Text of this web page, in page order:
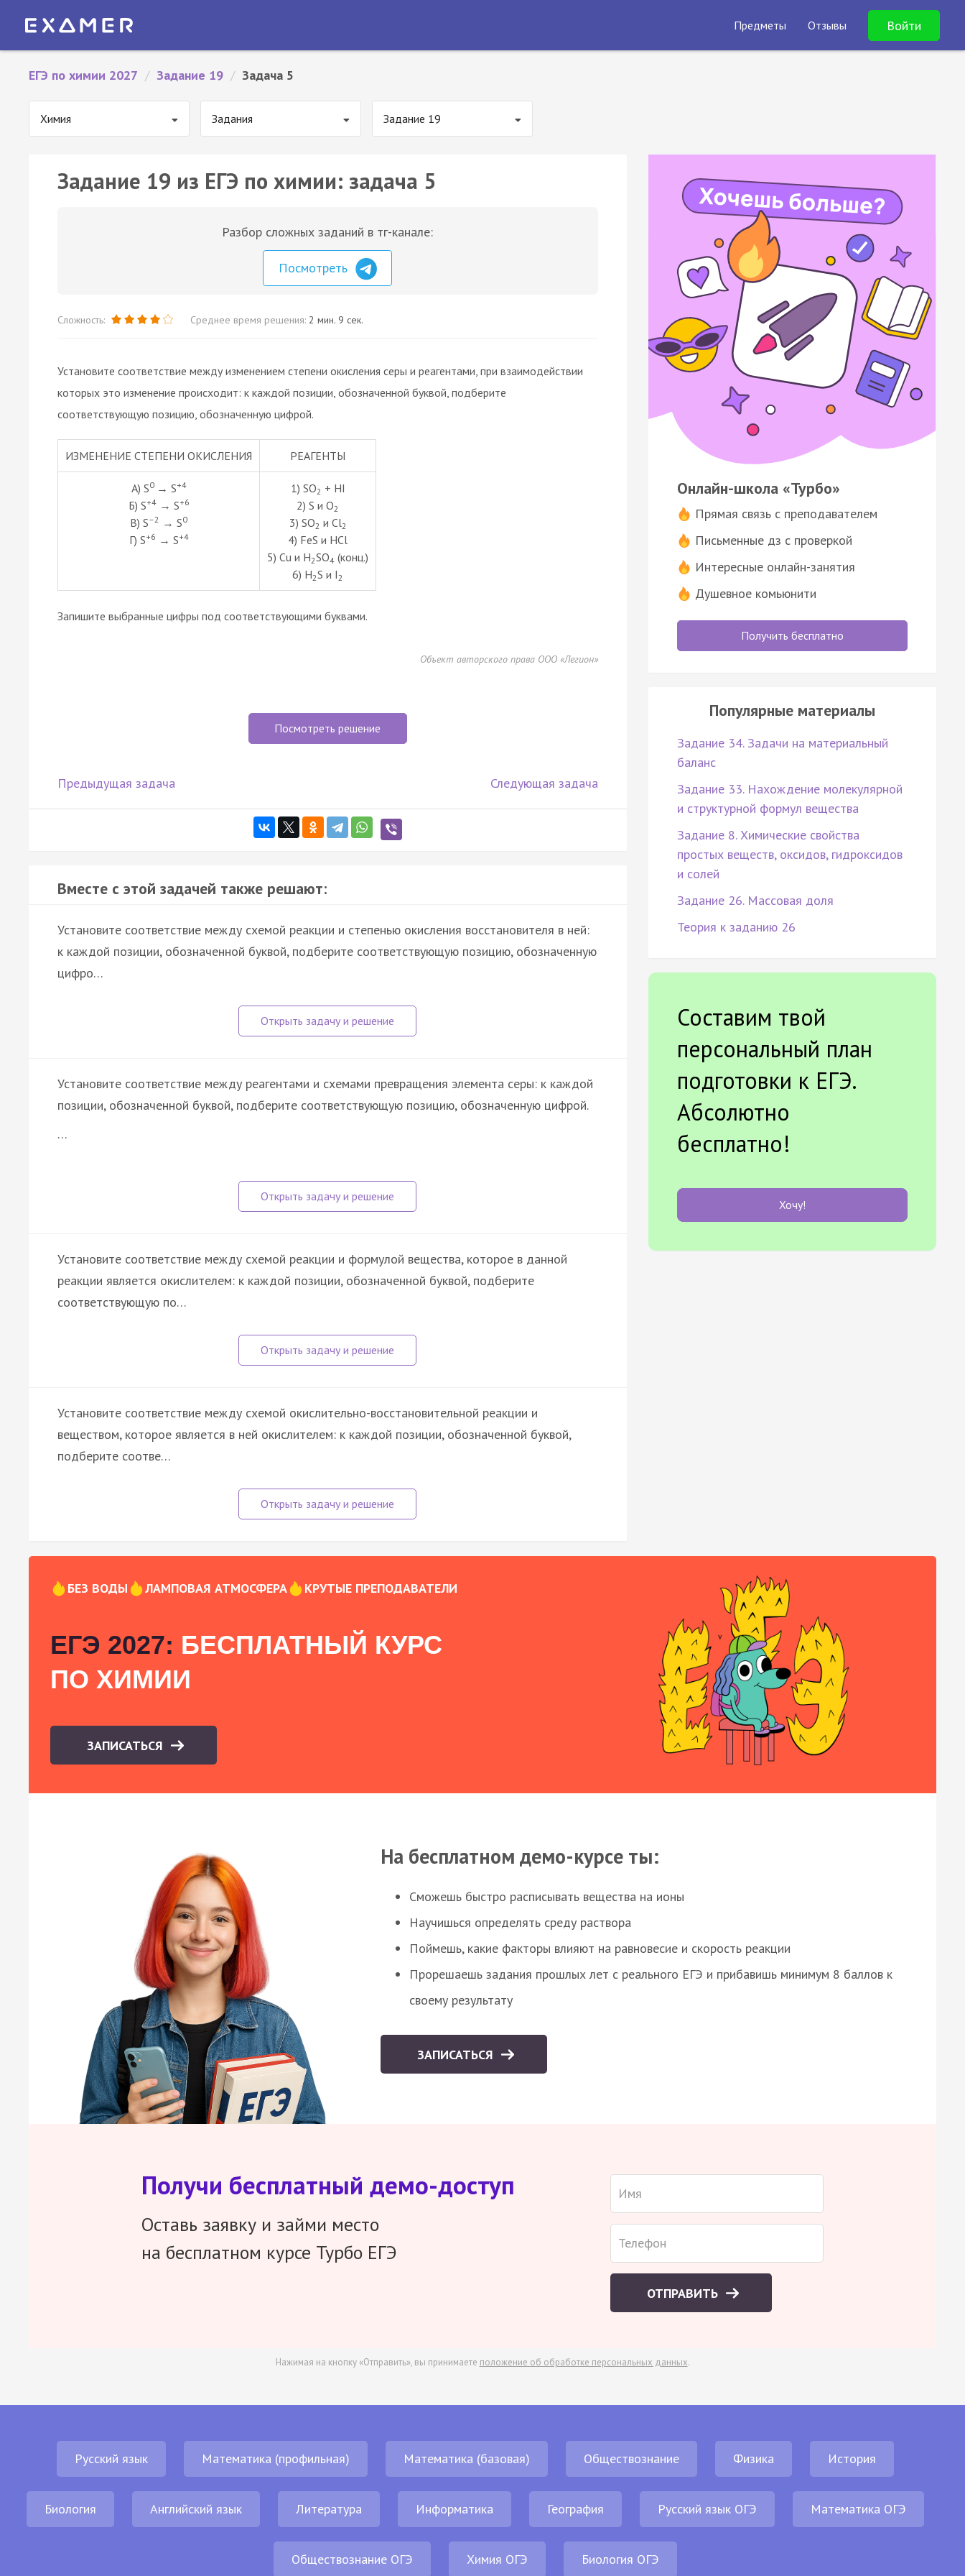
Предметы Отзывы Войти
ЕГЭ по химии 2027 / Задание 19 / Задача 5
Химия Задания Задание 19
Задание 19 из ЕГЭ по химии: задача 5
Разбор сложных заданий в тг-канале:
Посмотреть
Сложность: Среднее время решения: 2 мин. 9 сек.
Установите соответствие между изменением степени окисления серы и реагентами, при взаимодействии
которых это изменение происходит: к каждой позиции, обозначенной буквой, подберите
соответствующую позицию, обозначенную цифрой.
ИЗМЕНЕНИЕ СТЕПЕНИ ОКИСЛЕНИЯ РЕАГЕНТЫ
А) S0 → S+4
Б) S+4→ S+6
В) S–2 → S0
Г) S+6 → S+4
1) SO2 + HI
2) S и O2
3) SO2 и Cl2
4) FeS и HCl
5) Cu и H2SO4 (конц.)
6) H2S и I 2
Запишите выбранные цифры под соответствующими буквами.
Объект авторского права ООО «Легион»
Посмотреть решение
Предыдущая задача Следующая задача
Вместе с этой задачей также решают:
Установите соответствие между схемой реакции и степенью окисления восстановителя в ней:
к каждой позиции, обозначенной буквой, подберите соответствующую позицию, обозначенную
цифро…
Установите соответствие между реагентами и схемами превращения элемента серы: к каждой
позиции, обозначенной буквой, подберите соответствующую позицию, обозначенную цифрой.
…
Установите соответствие между схемой реакции и формулой вещества, которое в данной
реакции является окислителем: к каждой позиции, обозначенной буквой, подберите
соответствующую по…
Установите соответствие между схемой окислительно-восстановительной реакции и
веществом, которое является в ней окислителем: к каждой позиции, обозначенной буквой,
подберите соотве…
Онлайн-школа «Турбо»
Прямая связь с преподавателем
Письменные дз с проверкой
Интересные онлайн-занятия
Душевное комьюнити
Получить бесплатно
Популярные материалы
Задание 34. Задачи на материальный
баланс
Задание 33. Нахождение молекулярной
и структурной формул вещества
Задание 8. Химические свойства
простых веществ, оксидов, гидроксидов
и солей
Задание 26. Массовая доля
Теория к заданию 26
Составим твой
персональный план
подготовки к ЕГЭ.
Абсолютно
бесплатно!
Хочу!
БЕЗ ВОДЫ ЛАМПОВАЯ АТМОСФЕРА КРУТЫЕ ПРЕПОДАВАТЕЛИ
ЕГЭ 2027: БЕСПЛАТНЫЙ КУРС
ПО ХИМИИ
ЗАПИСАТЬСЯ
На бесплатном демо-курсе ты:
Сможешь быстро расписывать вещества на ионы
Научишься определять среду раствора
Поймешь, какие факторы влияют на равновесие и скорость реакции
Прорешаешь задания прошлых лет с реального ЕГЭ и прибавишь минимум 8 баллов к
своему результату
ЗАПИСАТЬСЯ
Получи бесплатный демо-доступ
Оставь заявку и займи место
на бесплатном курсе Турбо ЕГЭ
ОТПРАВИТЬ
Нажимая на кнопку «Отправить», вы принимаете положение об обработке персональных данных.
Русский язык Математика (профильная) Математика (базовая) Обществознание Физика История
Биология Английский язык Литература Информатика География Русский язык ОГЭ Математика ОГЭ
Обществознание ОГЭ Химия ОГЭ Биология ОГЭ